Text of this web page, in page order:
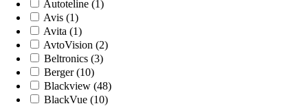
Autoteline (1)
Avis (1)
Avita (1)
AvtoVision (2)
Beltronics (3)
Berger (10)
Blackview (48)
BlackVue (10)